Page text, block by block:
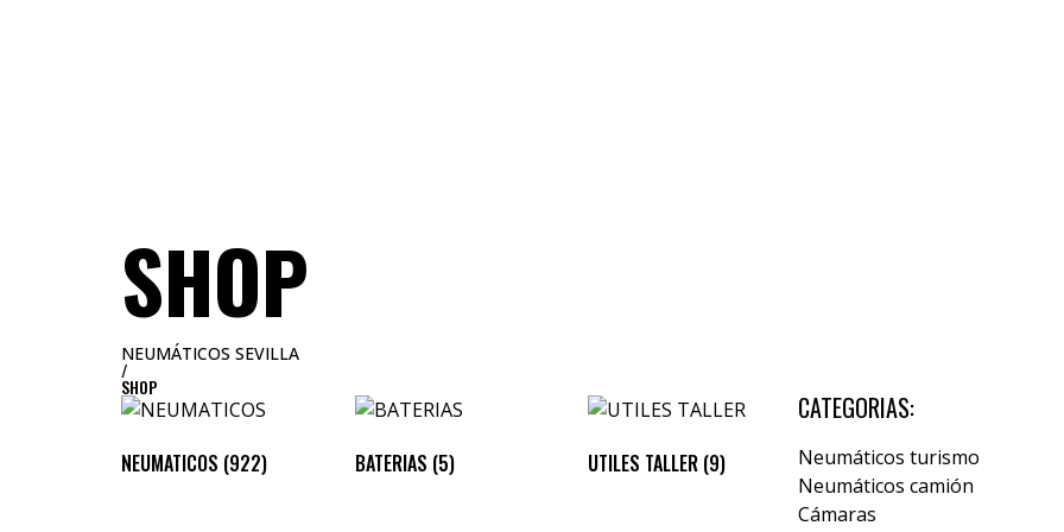
SHOP
NEUMÁTICOS SEVILLA
/
SHOP
NEUMATICOS (922) BATERIAS (5) UTILES TALLER (9)
CATEGORIAS:
Neumáticos turismo
Neumáticos camión
Cámaras